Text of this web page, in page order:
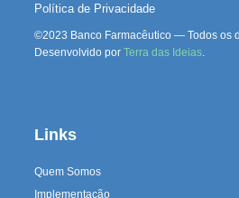
Política de Privacidade
©2023 Banco Farmacêutico — Todos os
Desenvolvido por Terra das Ideias
Links
Quem Somos
Implementação